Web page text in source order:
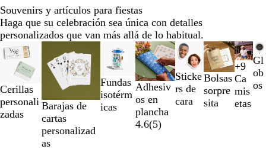
l
ú
c
i
d
8
Souvenirs y artículos para fiestas
Haga que su celebración sea única con detalles
personalizados que van más allá de lo habitual.
Cerillas
personali
zadas
Nuevas opciones
Barajas de
cartas
personalizad
as
Nuevas opciones
Fundas
isotérm
icas
Nuevas opciones
Adhesiv
os en
plancha
4.6(5)
Sticke
rs de
cara
Bolsas
sorpre
sita
N
e
g
r
B
l
a
n
A
z
u
l
A
s
f
a
+9
Ca
mis
etas
Gl
ob
os
Diapositivas
de
1
a
la
2